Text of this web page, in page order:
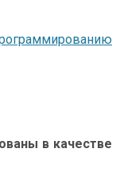
в качестве